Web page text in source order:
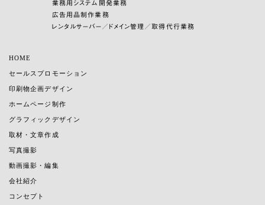
業務用システム開発業務
広告用品制作業務
レンタルサーバー／ドメイン管理／取得代行業務
HOME
セールスプロモーション
印刷物企画デザイン
ホームページ制作
グラフィックデザイン
取材・文章作成
写真撮影
動画撮影・編集
会社紹介
コンセプト